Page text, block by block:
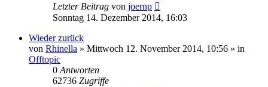
Letzter Beitrag von joernp
Sonntag 14. Dezember 2014, 16:03
Wieder zurück
von Rhinella » Mittwoch 12. November 2014, 10:56 » in
Offtopic
0 Antworten
62736 Zugriffe